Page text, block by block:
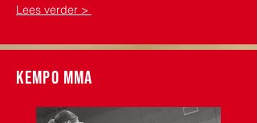
Lees verder >
kempo mma